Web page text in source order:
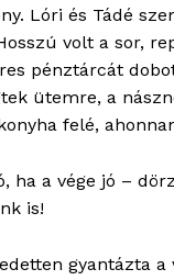
Lóri és Tádé
volt a sor,
pénztárcát
ütemre, a
felé,
ha a vége jó –
is!
gyantázta